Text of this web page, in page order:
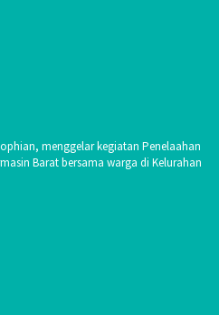
menggelar kegiatan Penelaahan
Barat bersama warga di Kelurahan